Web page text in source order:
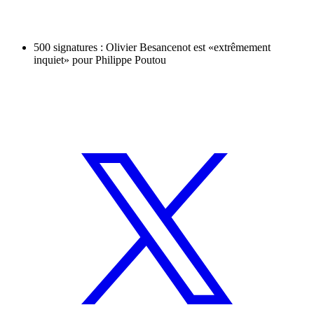
500 signatures : Olivier Besancenot est «extrêmement
inquiet» pour Philippe Poutou